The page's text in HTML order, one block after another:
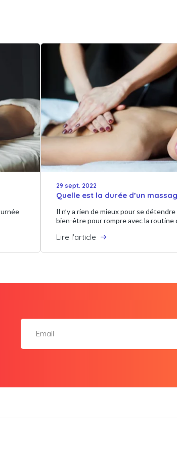
29 sept. 2022
Quelle est la durée d’un
Il n’y a rien de mieux pour se
bien-être pour rompre avec la routine
Lire l'article